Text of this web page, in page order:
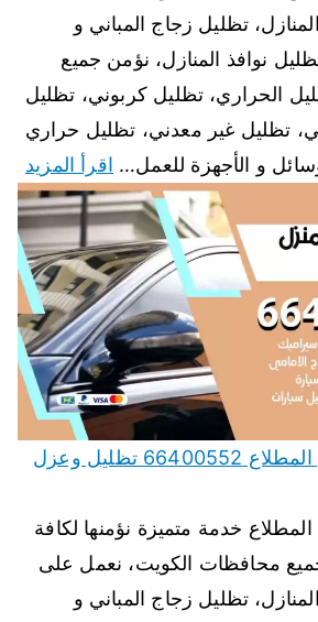
تظليل زجاج المباني و
نوافذ المنازل، نؤمن جميع
الحراري، تظليل كربوني، تظليل
تظليل غير معدني، تظليل حراري
اقرأ المزيد
تظليل زجاج المنزل المطلاع 66400552 تظليل وعزل
خدمة متميزة نؤمنها لكافة
جميع محافظات الكويت، نعمل على
تظليل زجاج المباني و